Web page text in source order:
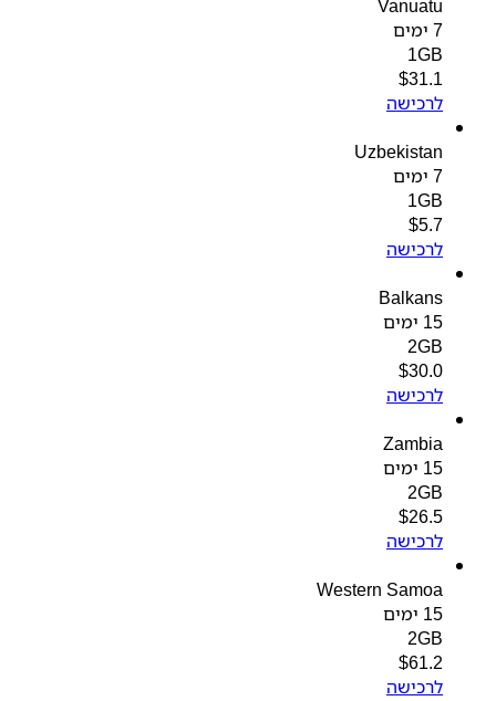
Vanuatu
1GB
$31.1
לרכישה
Uzbekistan
1GB
$
לרכישה
Balkans
2GB
$30.0
לרכישה
Zambia
2GB
$26.5
לרכישה
Western Samoa
2GB
$61.2
לרכישה